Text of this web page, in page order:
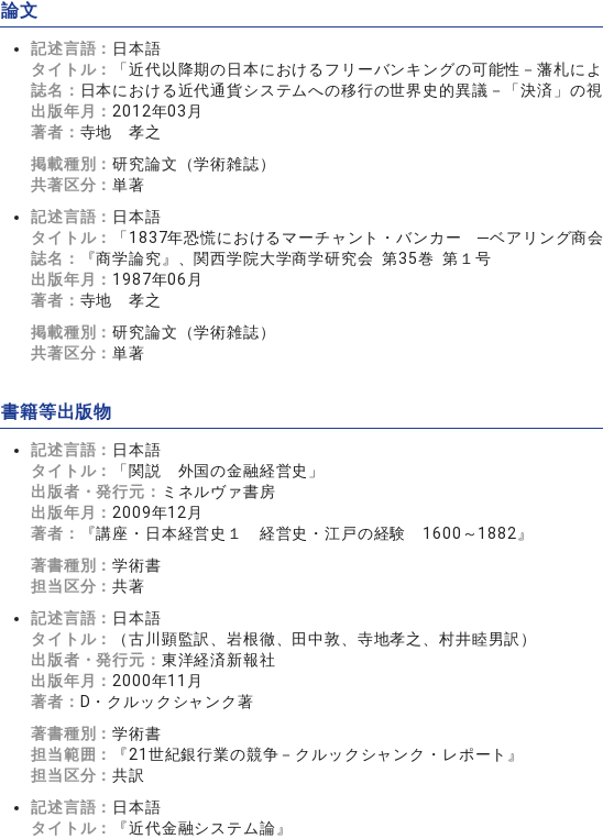
論文
記述言語： 日本語
タイトル：
「近代以降期の日本におけるフリーバンキングの可能性－藩札に
誌名： 日本における近代通貨システムへの移行の世界史的異議－「決済」
出版年月： 2012年03月
著者： 寺地 孝之
掲載種別：研究論文（学術雑誌）
共著区分：単著
記述言語： 日本語
タイトル：
「1837年恐慌におけるマーチャント・バンカー ─ベアリング商
誌名：
『商学論究』、関西学院大学商学研究会 第35巻 第１号
出版年月： 1987年06月
著者： 寺地 孝之
掲載種別：研究論文（学術雑誌）
共著区分：単著
書籍等出版物
記述言語： 日本語
タイトル：
「関説 外国の金融経営史」
出版者・発行元： ミネルヴァ書房
出版年月： 2009年12月
著者：
『講座・日本経営史１ 経営史・江戸の経験 1600～1882』
著書種別：学術書
担当区分：共著
記述言語： 日本語
タイトル：
（古川顕監訳、岩根徹、田中敦、寺地孝之、村井睦男訳）
出版者・発行元： 東洋経済新報社
出版年月： 2000年11月
著者： D・クルックシャンク著
著書種別：学術書
担当範囲：
『21世紀銀行業の競争－クルックシャンク・レポート』
担当区分：共訳
記述言語： 日本語
タイトル：
『近代金融システム論』